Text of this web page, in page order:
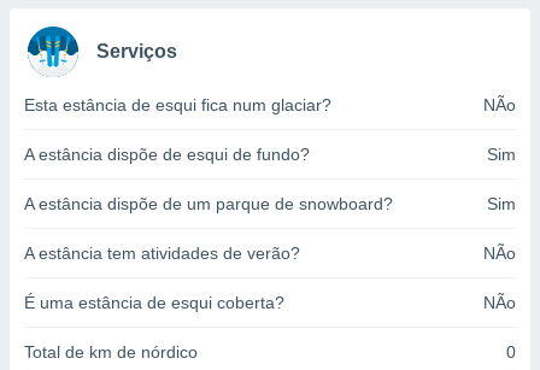
de
num
Serviços
Esta estância de esqui fica num glaciar? NÃo
A estância dispõe de esqui de fundo? Sim
A estância dispõe de um parque de snowboard? Sim
A estância tem atividades de verão? NÃo
É uma estância de esqui coberta? NÃo
Total de km de nórdico 0